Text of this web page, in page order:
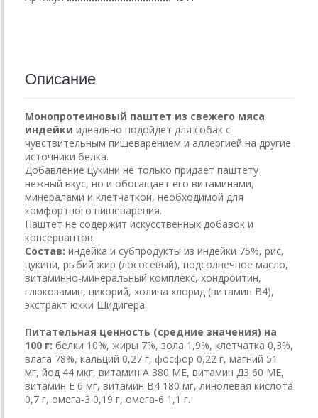
Описание
Монопротеиновый паштет из свежего мяса
индейки идеально подойдет для собак с
чувствительным пищеварением и аллергией на другие
источники белка.
Добавление цукини не только придаёт паштету
нежный вкус, но и обогащает его витаминами,
минералами и клетчаткой, необходимой для
комфортного пищеварения.
Паштет не содержит искусственных добавок и
консервантов.
Состав: индейка и субпродукты из индейки 75%, рис,
цукини, рыбий жир (лососевый), подсолнечное масло,
витаминно-минеральный комплекс, хондроитин,
глюкозамин, цикорий, холина хлорид (витамин В4),
экстракт юкки Шидигера.
Питательная ценность (средние значения) на
100 г: белки 10%, жиры 7%, зола 1,9%, клетчатка 0,3%,
влага 78%, кальций 0,27 г, фосфор 0,22 г, магний 51
мг, йод 44 мкг, витамин А 380 МЕ, витамин Д3 60 МЕ,
витамин Е 6 мг, витамин В4 180 мг, линолевая кислота
0,7 г, омега-3 0,19 г, омега-6 1,1 г.